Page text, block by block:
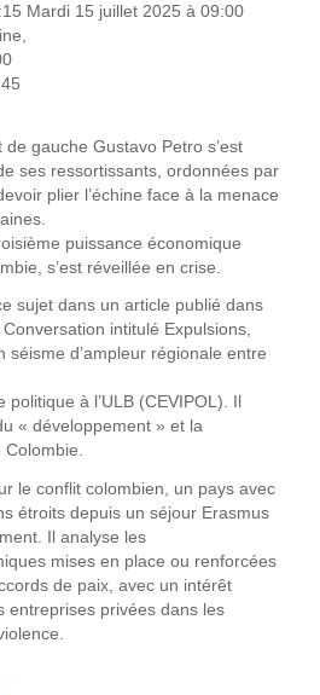
Mardi 15 juillet 2025 à 09:00
gauche Gustavo Petro s’est
ses ressortissants, ordonnées par
plier l’échine face à la menace
puissance économique
s’est réveillée en crise.
sujet dans un article publié dans
intitulé Expulsions,
séisme d’ampleur régionale entre
à l’ULB (CEVIPOL). Il
« développement » et la
Colombie.
le conflit colombien, un pays avec
étroits depuis un séjour Erasmus
Il analyse les
mises en place ou renforcées
de paix, avec un intérêt
entreprises privées dans les